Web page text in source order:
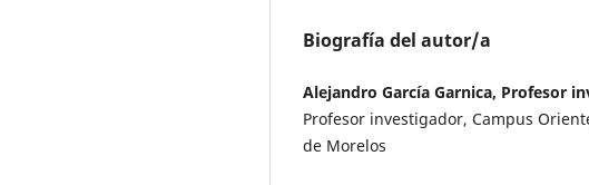
Biografía del autor/a
Alejandro García Garnica, Profesor
Profesor investigador, Campus
de Morelos